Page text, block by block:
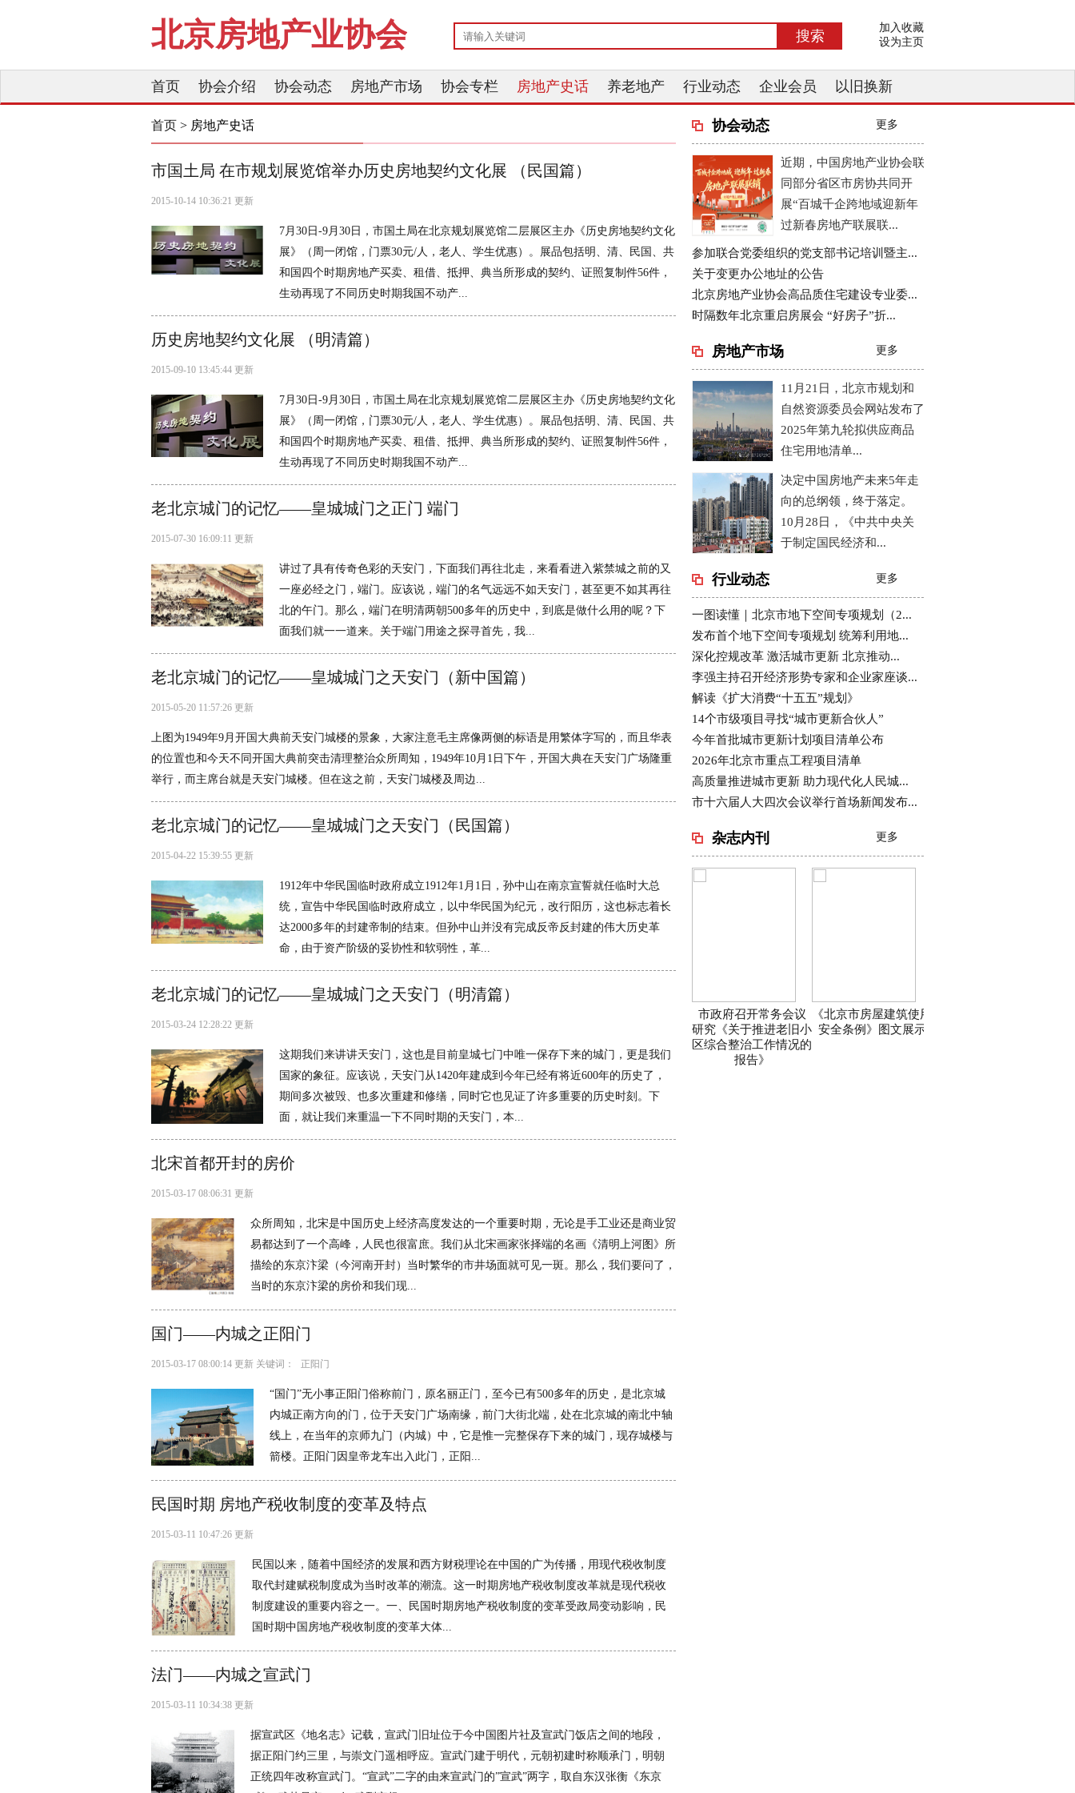
北京房地产业协会
加入收藏
设为主页
首页 协会介绍 协会动态 房地产市场 协会专栏 房地产史话 养老地产 行业动态 企业会员 以旧换新
首页 > 房地产史话
市国土局 在市规划展览馆举办历史房地契约文化展 （民国篇）
2015-10-14 10:36:21 更新
7月30日-9月30日，市国土局在北京规划展览馆二层展区主办《历史房地契约文化
展》（周一闭馆，门票30元/人，老人、学生优惠）。展品包括明、清、民国、共
和国四个时期房地产买卖、租借、抵押、典当所形成的契约、证照复制件56件，
生动再现了不同历史时期我国不动产...
历史房地契约文化展 （明清篇）
2015-09-10 13:45:44 更新
7月30日-9月30日，市国土局在北京规划展览馆二层展区主办《历史房地契约文化
展》（周一闭馆，门票30元/人，老人、学生优惠）。展品包括明、清、民国、共
和国四个时期房地产买卖、租借、抵押、典当所形成的契约、证照复制件56件，
生动再现了不同历史时期我国不动产...
老北京城门的记忆——皇城城门之正门 端门
2015-07-30 16:09:11 更新
讲过了具有传奇色彩的天安门，下面我们再往北走，来看看进入紫禁城之前的又
一座必经之门，端门。应该说，端门的名气远远不如天安门，甚至更不如其再往
北的午门。那么，端门在明清两朝500多年的历史中，到底是做什么用的呢？下
面我们就一一道来。关于端门用途之探寻首先，我...
老北京城门的记忆——皇城城门之天安门（新中国篇）
2015-05-20 11:57:26 更新
上图为1949年9月开国大典前天安门城楼的景象，大家注意毛主席像两侧的标语是用繁体字写的，而且华表
的位置也和今天不同开国大典前突击清理整治众所周知，1949年10月1日下午，开国大典在天安门广场隆重
举行，而主席台就是天安门城楼。但在这之前，天安门城楼及周边...
老北京城门的记忆——皇城城门之天安门（民国篇）
2015-04-22 15:39:55 更新
1912年中华民国临时政府成立1912年1月1日，孙中山在南京宣誓就任临时大总
统，宣告中华民国临时政府成立，以中华民国为纪元，改行阳历，这也标志着长
达2000多年的封建帝制的结束。但孙中山并没有完成反帝反封建的伟大历史革
命，由于资产阶级的妥协性和软弱性，革...
老北京城门的记忆——皇城城门之天安门（明清篇）
2015-03-24 12:28:22 更新
这期我们来讲讲天安门，这也是目前皇城七门中唯一保存下来的城门，更是我们
国家的象征。应该说，天安门从1420年建成到今年已经有将近600年的历史了，
期间多次被毁、也多次重建和修缮，同时它也见证了许多重要的历史时刻。下
面，就让我们来重温一下不同时期的天安门，本...
北宋首都开封的房价
2015-03-17 08:06:31 更新
众所周知，北宋是中国历史上经济高度发达的一个重要时期，无论是手工业还是商业贸
易都达到了一个高峰，人民也很富庶。我们从北宋画家张择端的名画《清明上河图》所
描绘的东京汴梁（今河南开封）当时繁华的市井场面就可见一斑。那么，我们要问了，
当时的东京汴梁的房价和我们现...
国门——内城之正阳门
2015-03-17 08:00:14 更新 关键词： 正阳门
“国门”无小事正阳门俗称前门，原名丽正门，至今已有500多年的历史，是北京城
内城正南方向的门，位于天安门广场南缘，前门大街北端，处在北京城的南北中轴
线上，在当年的京师九门（内城）中，它是惟一完整保存下来的城门，现存城楼与
箭楼。正阳门因皇帝龙车出入此门，正阳...
民国时期 房地产税收制度的变革及特点
2015-03-11 10:47:26 更新
民国以来，随着中国经济的发展和西方财税理论在中国的广为传播，用现代税收制度
取代封建赋税制度成为当时改革的潮流。这一时期房地产税收制度改革就是现代税收
制度建设的重要内容之一。一、民国时期房地产税收制度的变革受政局变动影响，民
国时期中国房地产税收制度的变革大体...
法门——内城之宣武门
2015-03-11 10:34:38 更新
据宣武区《地名志》记载，宣武门旧址位于今中国图片社及宣武门饭店之间的地段，
据正阳门约三里，与崇文门遥相呼应。宣武门建于明代，元朝初建时称顺承门，明朝
正统四年改称宣武门。“宣武”二字的由来宣武门的”宣武”两字，取自东汉张衡《东京
协会动态 更多
近期，中国房地产业协会联
同部分省区市房协共同开
展“百城千企跨地域迎新年
过新春房地产联展联...
参加联合党委组织的党支部书记培训暨主...
关于变更办公地址的公告
北京房地产业协会高品质住宅建设专业委...
时隔数年北京重启房展会 “好房子”折...
房地产市场 更多
11月21日，北京市规划和
自然资源委员会网站发布了
2025年第九轮拟供应商品
住宅用地清单...
决定中国房地产未来5年走
向的总纲领，终于落定。
10月28日，《中共中央关
于制定国民经济和...
行业动态 更多
一图读懂｜北京市地下空间专项规划（2...
发布首个地下空间专项规划 统筹利用地...
深化控规改革 激活城市更新 北京推动...
李强主持召开经济形势专家和企业家座谈...
解读《扩大消费“十五五”规划》
14个市级项目寻找“城市更新合伙人”
今年首批城市更新计划项目清单公布
2026年北京市重点工程项目清单
高质量推进城市更新 助力现代化人民城...
市十六届人大四次会议举行首场新闻发布...
杂志内刊 更多
市政府召开常务会议
研究《关于推进老旧小
区综合整治工作情况的
报告》
《北京市房屋建筑使用
安全条例》图文展示